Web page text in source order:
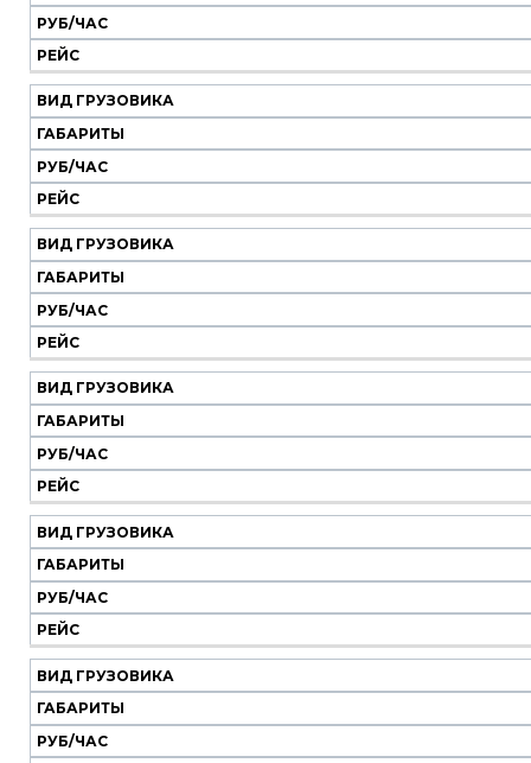
Вид
грузовика
Габариты
Руб/
час
Рейс
РУБ/ЧАС
РЕЙС
ВИД ГРУЗОВИКА
ГАБАРИТЫ
РУБ/ЧАС
РЕЙС
ВИД ГРУЗОВИКА
ГАБАРИТЫ
РУБ/ЧАС
РЕЙС
ВИД ГРУЗОВИКА
ГАБАРИТЫ
РУБ/ЧАС
РЕЙС
ВИД ГРУЗОВИКА
ГАБАРИТЫ
РУБ/ЧАС
РЕЙС
ВИД ГРУЗОВИКА
ГАБАРИТЫ
РУБ/ЧАС